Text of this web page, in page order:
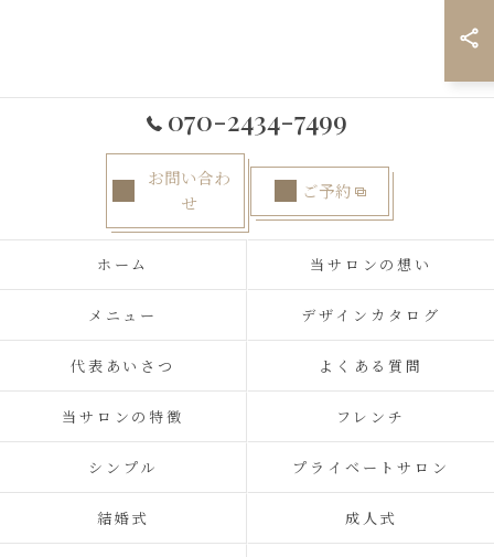
070-2434-7499
お問い合わ
せ
ご予約
ホーム 当サロンの想い
メニュー デザインカタログ
代表あいさつ よくある質問
当サロンの特徴 フレンチ
シンプル プライベートサロン
結婚式 成人式